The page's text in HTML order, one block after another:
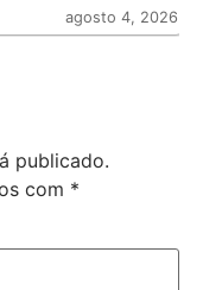
agosto 4, 2026
publicado.
com *